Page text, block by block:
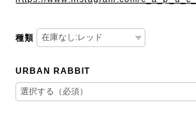
種類
URBAN RABBIT